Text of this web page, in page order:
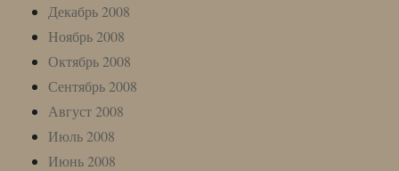
Декабрь 2008
Ноябрь 2008
Октябрь 2008
Сентябрь 2008
Август 2008
Июль 2008
Июнь 2008